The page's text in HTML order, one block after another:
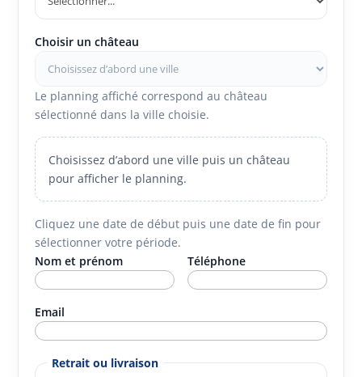
Choisir un château
Le planning affiché correspond au château
sélectionné dans la ville choisie.
Choisissez d’abord une ville puis un château
pour afficher le planning.
Cliquez une date de début puis une date de fin pour
sélectionner votre période.
Nom et prénom
Téléphone
Email
Retrait ou livraison